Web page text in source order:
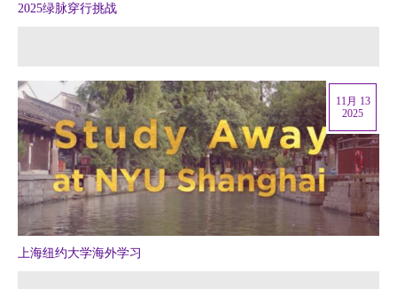
2025绿脉穿行挑战
上海纽约大学海外学习
11月 13
2025